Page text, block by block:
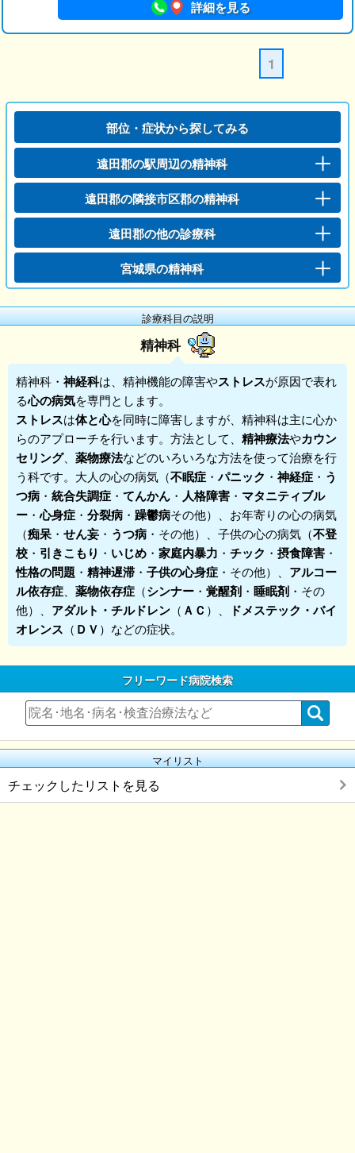
詳細を見る
1
部位・症状から探してみる
遠田郡の駅周辺の精神科
遠田郡の隣接市区郡の精神科
遠田郡の他の診療科
宮城県の精神科
診療科目の説明
精神科
精神科 ・ 神経科は、精神機能の障害やストレスが原因で表れ
る心の病気を専門とします。
ストレスは体と心を同時に障害しますが、精神科は主に心か
らのアプローチを行います。方法として、 精神療法やカウン
セリング、 薬物療法などのいろいろな方法を使って治療を行
う科です。大人の心の病気（不眠症 ・パニック ・ 神経症 ・ う
つ病 ・ 統合失調症 ・ てんかん ・ 人格障害 ・ マタニティブル
ー ・心身症 ・ 分裂病 ・ 躁鬱病その他）、お年寄りの心の病気
（痴呆 ・ せん妄 ・ うつ病 ・その他）、子供の心の病気（不登
校 ・ 引きこもり ・ いじめ ・ 家庭内暴力 ・ チック ・ 摂食障害 ・
性格の問題 ・ 精神遅滞 ・ 子供の心身症 ・その他）、 アルコー
ル依存症
薬物依存症 （シンナー ・ 覚醒剤 ・ 睡眠剤 ・その
他）、 アダルト・チルドレン （ ＡＣ ）、
ドメステック・バイ
オレンス （ ＤＶ）などの症状。
フリーワード病院検索
マイリスト
チェックしたリストを見る